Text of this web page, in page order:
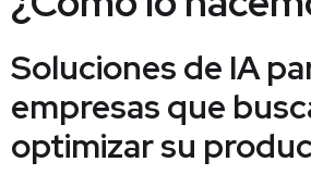
Soluciones de IA
empresas que
optimizar su